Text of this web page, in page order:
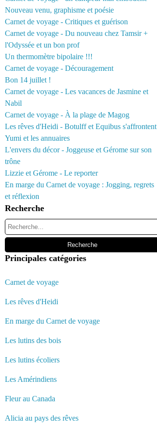
Nouveau venu, graphisme et poésie
Carnet de voyage - Critiques et guérison
Carnet de voyage - Du nouveau chez Tamsir +
l'Odyssée et un bon prof
Un thermomètre bipolaire !!!
Carnet de voyage - Découragement
Bon 14 juillet !
Carnet de voyage - Les vacances de Jasmine et
Nabil
Carnet de voyage - À la plage de Magog
Les rêves d'Heidi - Botulff et Equibus s'affrontent
Yumi et les annuaires
L'envers du décor - Joggeuse et Gérome sur son
trône
Lizzie et Gérome - Le reporter
En marge du Carnet de voyage : Jogging, regrets
et réflexion
Recherche
Principales catégories
Carnet de voyage
Les rêves d'Heidi
En marge du Carnet de voyage
Les lutins des bois
Les lutins écoliers
Les Amérindiens
Fleur au Canada
Alicia au pays des rêves